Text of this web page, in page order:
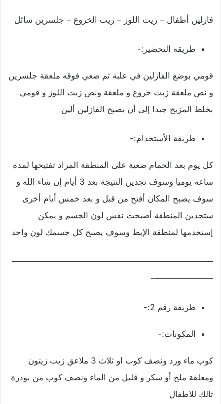
فازلين أطفال – زيت اللوز – زيت الخروع – جلسرين سائل
طريقة التحضير:-
قومي بوضع الفازلين في علبة ثم ضعي فوقه ملعقة جلسرين
و نص ملعقة زيت خروع و ملعقة ونص زيت اللوز و قومي
بخلط المزيج جيدا إلى أن يصبح الفازلين ألين
طريقة الأستخدام:-
كل يوم بعد الحمام ضعية على المنطقة المراد تفتيحها لمدة
ساعة يوميا وسوف تجدين النتيجة بعد 3 أيام إن شاء الله و
سوف يصبح المكان أفتح من قبل و بعد خمس أيام أخرى
ستجدين المنطقة أصبحت نفس لون الجسم و يمكن
إستخدمها لمنطقة الإبط وسوف يصبح كل جسمك لون واحد
————————————————————————
———————-
طريقة رقم 2:-
المكونات:-
كوب ماء ورد ونصف كوب او ثلاث 3 ملاعق زيت زيتون
ومعلقة ملح أو سكر و قليل من الماء ونصف كوب من بودرة
تالك للاطفال